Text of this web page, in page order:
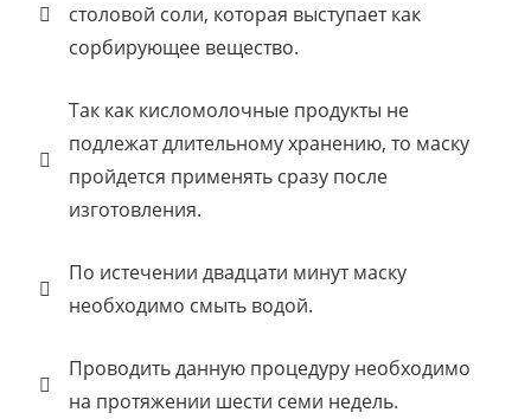
столовой соли, которая выступает как
сорбирующее вещество.
Так как кисломолочные продукты не
подлежат длительному хранению, то маску
пройдется применять сразу после
изготовления.
По истечении двадцати минут маску
необходимо смыть водой.
Проводить данную процедуру необходимо
на протяжении шести семи недель.